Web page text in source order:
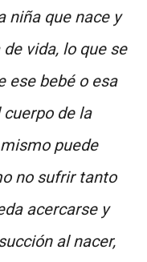
niña que nace y
vida, lo que se
ese bebé o esa
de la
puede
no sufrir tanto
acercarse y
al nacer,